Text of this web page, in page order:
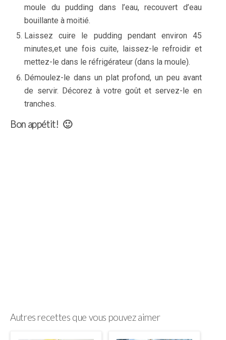
moule du pudding dans l’eau, recouvert d’eau
bouillante à moitié.
Laissez cuire le pudding pendant environ 45
minutes,et une fois cuite, laissez-le refroidir et
mettez-le dans le réfrigérateur (dans la moule).
Démoulez-le dans un plat profond, un peu avant
de servir. Décorez à votre goût et servez-le en
tranches.
Bon appétit! 🙂
Autres recettes que vous pouvez aimer